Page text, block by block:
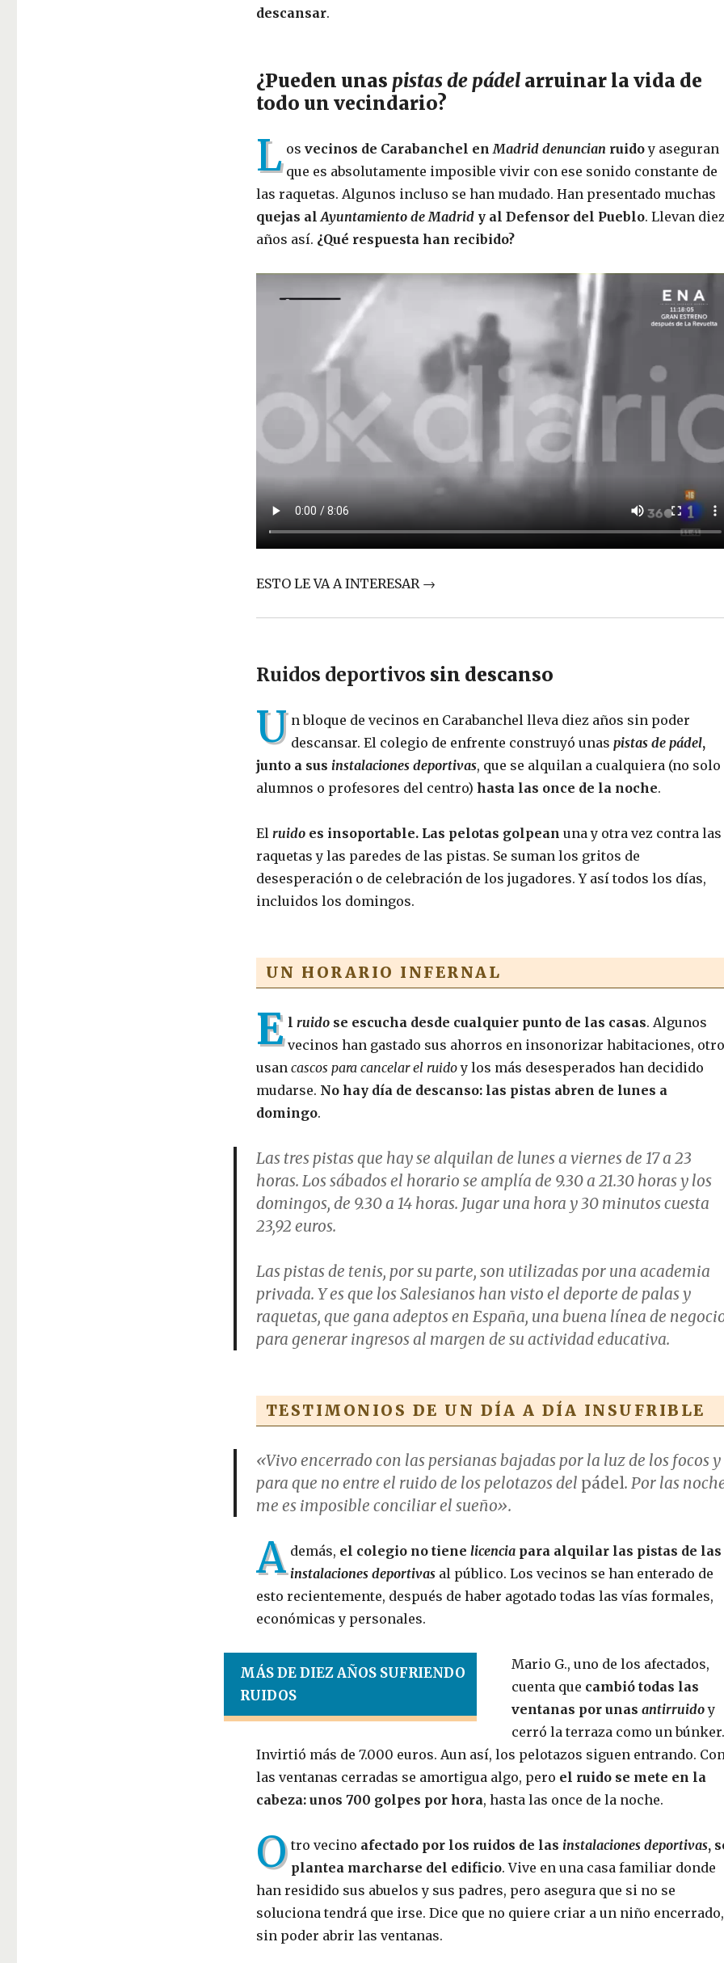
descansar.
¿Pueden unas pistas de pádelarruinar la vida de
todo un vecindario?
L osvecinos de Carabanchel en Madrid denuncian ruidoy aseguran
que es absolutamente imposible vivir con ese sonido constante de
las raquetas. Algunos incluso se han mudado. Han presentado muchas
quejas alAyuntamiento de Madridy al Defensor del Pueblo. Llevan
años así. ¿Qué respuesta han recibido?
ESTO LE VA A INTERESAR →
Ruidos deportivos sin descanso
U n bloque de vecinos en Carabanchel lleva diez años sin poder
descansar. El colegio de enfrente construyó unaspistas de pádel,
junto a sus instalaciones deportivas, que se alquilan a cualquiera (no solo
alumnos o profesores del centro) hasta las once de la noche.
El ruidoes insoportable. Las pelotas golpean una y otra vez contra las
raquetas y las paredes de las pistas. Se suman los gritos de
desesperación o de celebración de los jugadores. Y así todos los días,
incluidos los domingos.
UN HORARIO INFERNAL
E l ruido se escucha desde cualquier punto de las casas. Algunos
vecinos han gastado sus ahorros en insonorizar habitaciones,
usan cascos para cancelar el ruidoy los más desesperados han decidido
mudarse. No hay día de descanso: las pistas abren de lunes a
domingo.
Las tres pistas que hay se alquilan de lunes a viernes de 17 a 23
horas. Los sábados el horario se amplía de 9.30 a 21.30 horas y los
domingos, de 9.30 a 14 horas. Jugar una hora y 30 minutos cuesta
23,92 euros.
Las pistas de tenis, por su parte, son utilizadas por una academia
privada. Y es que los Salesianos han visto el deporte de palas y
raquetas, que gana adeptos en España, una buena línea de
para generar ingresos al margen de su actividad educativa.
TESTIMONIOS DE UN DÍA A DÍA INSUFRIBLE
«Vivo encerrado con las persianas bajadas por la luz de los focos y
para que no entre el ruido de los pelotazos del pádel. Por las
me es imposible conciliar el sueño».
A demás, el colegio no tienelicencia para alquilar las pistas de las
instalaciones deportivas al público. Los vecinos se han enterado de
esto recientemente, después de haber agotado todas las vías formales,
económicas y personales.
MÁS DE DIEZ AÑOS SUFRIENDO
RUIDOS
Mario G., uno de los afectados,
cuenta que cambió todas las
ventanas por unasantirruidoy
cerró la terraza como un
Invirtió más de 7.000 euros. Aun así, los pelotazos siguen entrando.
las ventanas cerradas se amortigua algo, pero el ruido se mete en la
cabeza: unos 700 golpes por hora, hasta las once de la noche.
O tro vecino afectado por los ruidos de las instalaciones deportivas,
plantea marcharse del edificio. Vive en una casa familiar donde
han residido sus abuelos y sus padres, pero asegura que si no se
soluciona tendrá que irse. Dice que no quiere criar a un niño encerrado,
sin poder abrir las ventanas.